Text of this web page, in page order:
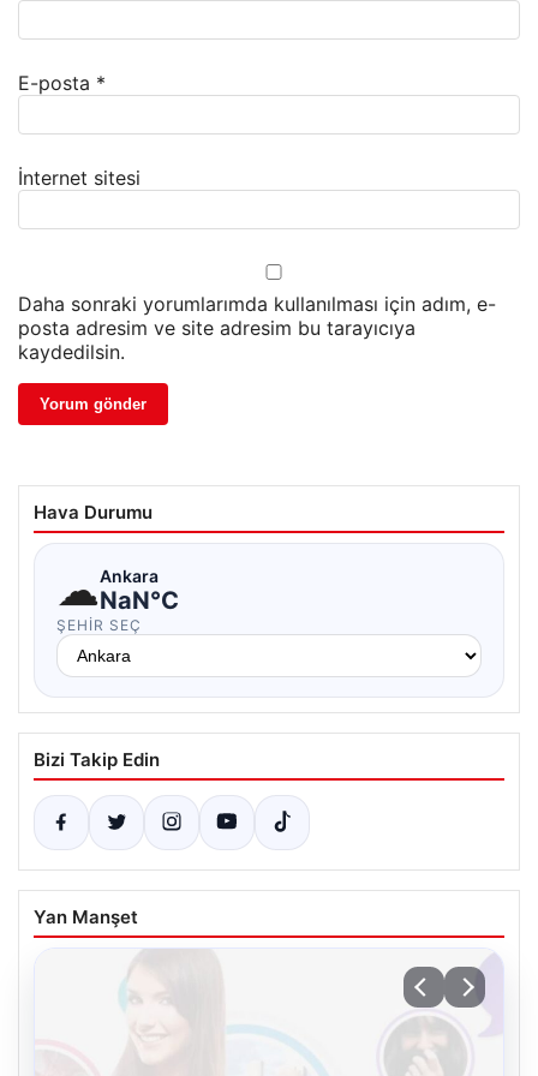
E-posta *
İnternet sitesi
Daha sonraki yorumlarımda kullanılması için adım, e-
posta adresim ve site adresim bu tarayıcıya
kaydedilsin.
Hava Durumu
☁Ankara
NaN°C
ŞEHIR SEÇ
Bizi Takip Edin
Yan Manşet